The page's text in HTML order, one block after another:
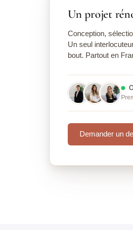
Un projet
Conception,
Un seul
bout. Partout en
Demander un